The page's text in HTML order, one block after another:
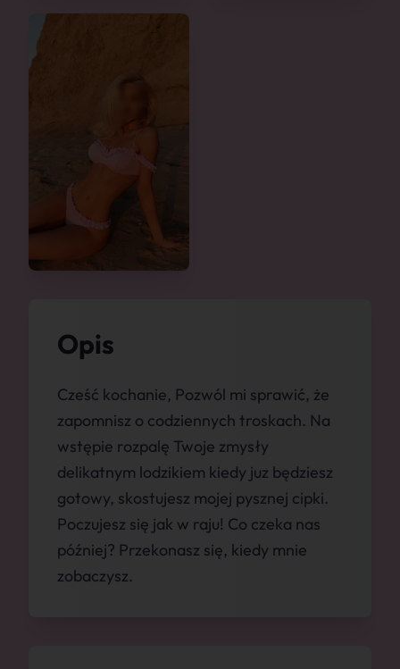
Opis
Cześć kochanie, Pozwól mi sprawić, że
zapomnisz o codziennych troskach. Na
wstępie rozpalę Twoje zmysły
delikatnym lodzikiem kiedy juz będziesz
gotowy, skostujesz mojej pysznej cipki.
Poczujesz się jak w raju! Co czeka nas
później? Przekonasz się, kiedy mnie
zobaczysz.